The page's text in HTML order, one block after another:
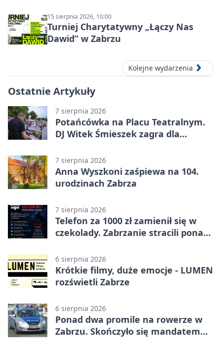
15 sierpnia 2026, 10:00
Turniej Charytatywny „Łączy Nas
Dawid” w Zabrzu
Kolejne wydarzenia
Ostatnie Artykuły
7 sierpnia 2026
Potańcówka na Placu Teatralnym.
DJ Witek Śmieszek zagra dla
7 sierpnia 2026
Anna Wyszkoni zaśpiewa na 104.
urodzinach Zabrza
7 sierpnia 2026
Telefon za 1000 zł zamienił się w
czekolady. Zabrzanie stracili ponad
6 sierpnia 2026
Krótkie filmy, duże emocje - LUMEN
rozświetli Zabrze
6 sierpnia 2026
Ponad dwa promile na rowerze w
Zabrzu. Skończyło się mandatem